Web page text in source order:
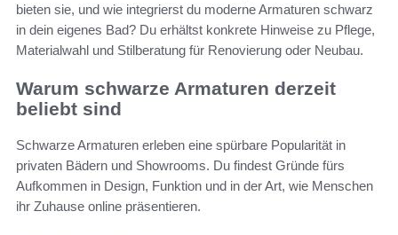
bieten sie, und wie integrierst du moderne Armaturen schwarz
in dein eigenes Bad? Du erhältst konkrete Hinweise zu Pflege,
Materialwahl und Stilberatung für Renovierung oder Neubau.
Warum schwarze Armaturen derzeit
beliebt sind
Schwarze Armaturen erleben eine spürbare Popularität in
privaten Bädern und Showrooms. Du findest Gründe fürs
Aufkommen in Design, Funktion und in der Art, wie Menschen
ihr Zuhause online präsentieren.